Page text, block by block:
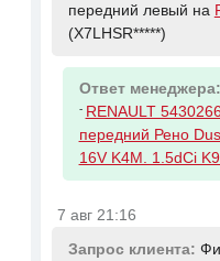
передний левый на
(X7LHSR*****)
Ответ менеджера:
- RENAULT
передний Рено
16V K4M. 1.5dCi
7 авг 21:16
Запрос клиента: